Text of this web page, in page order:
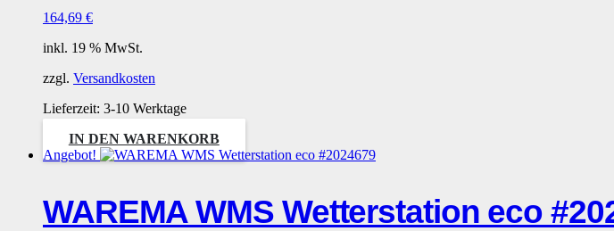
164,69 €
inkl. 19 % MwSt.
zzgl. Versandkosten
Lieferzeit: 3-10 Werktage
IN DEN WARENKORB
Angebot!
WAREMA WMS Wetterstation eco